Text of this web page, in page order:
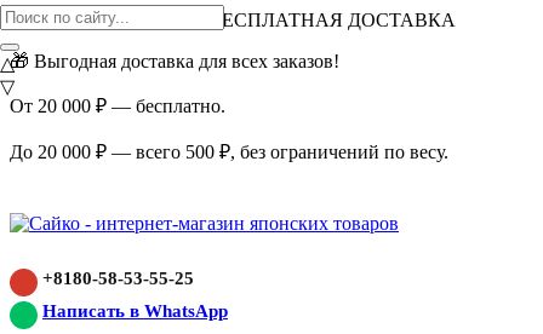
ВНИМАНИЕ АКЦИЯ!
БЕСПЛАТНАЯ ДОСТАВКА
🎁 Выгодная доставка для всех заказов!
От 20 000 ₽ — бесплатно.
До 20 000 ₽ — всего 500 ₽, без ограничений по весу.
+8180-58-53-55-25
Написать в WhatsApp
△
▽